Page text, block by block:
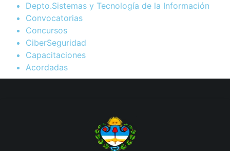
Depto.Sistemas y Tecnología de la Información
Convocatorias
Concursos
CiberSeguridad
Capacitaciones
Acordadas